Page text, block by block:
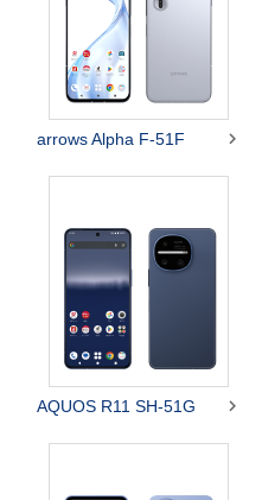
arrows Alpha F-51F 
AQUOS R11 SH-51G 